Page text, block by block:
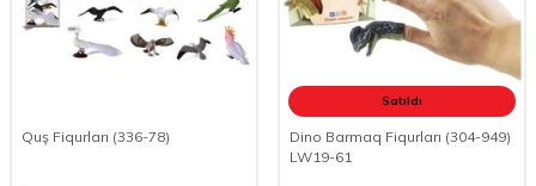
Quş Fiqurları (336-78)
Satıldı
Dino Barmaq Fiqurları (304-949)
LW19-61